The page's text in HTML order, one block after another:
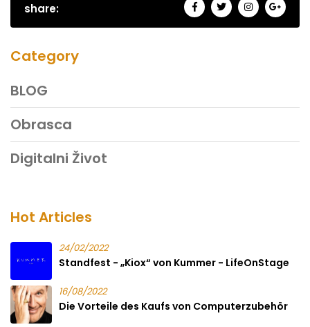
share:
Category
BLOG
Obrasca
Digitalni Život
Hot Articles
24/02/2022
Standfest - „Kiox“ von Kummer - LifeOnStage
16/08/2022
Die Vorteile des Kaufs von Computerzubehör